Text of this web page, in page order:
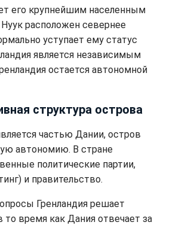
его крупнейшим населенным
расположен севернее
уступает ему статус
является независимым
остается автономной
структура острова
частью Дании, остров
автономию. В стране
политические партии,
и правительство.
Гренландия решает
то время как Дания отвечает за